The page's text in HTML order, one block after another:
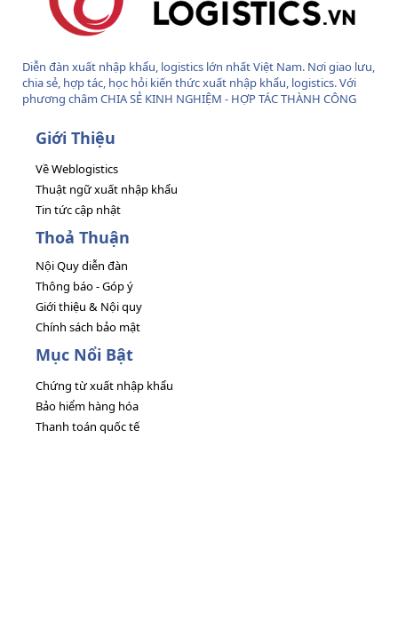
Diễn đàn xuất nhập khẩu, logistics lớn nhất Việt Nam. Nơi giao lưu,
chia sẻ, hợp tác, học hỏi kiến thức xuất nhập khẩu, logistics. Với
phương châm CHIA SẺ KINH NGHIỆM - HỢP TÁC THÀNH CÔNG
Giới Thiệu
Về Weblogistics
Thuật ngữ xuất nhập khẩu
Tin tức cập nhật
Thoả Thuận
Nội Quy diễn đàn
Thông báo - Góp ý
Giới thiệu & Nội quy
Chính sách bảo mật
Mục Nổi Bật
Chứng từ xuất nhập khẩu
Bảo hiểm hàng hóa
Thanh toán quốc tế